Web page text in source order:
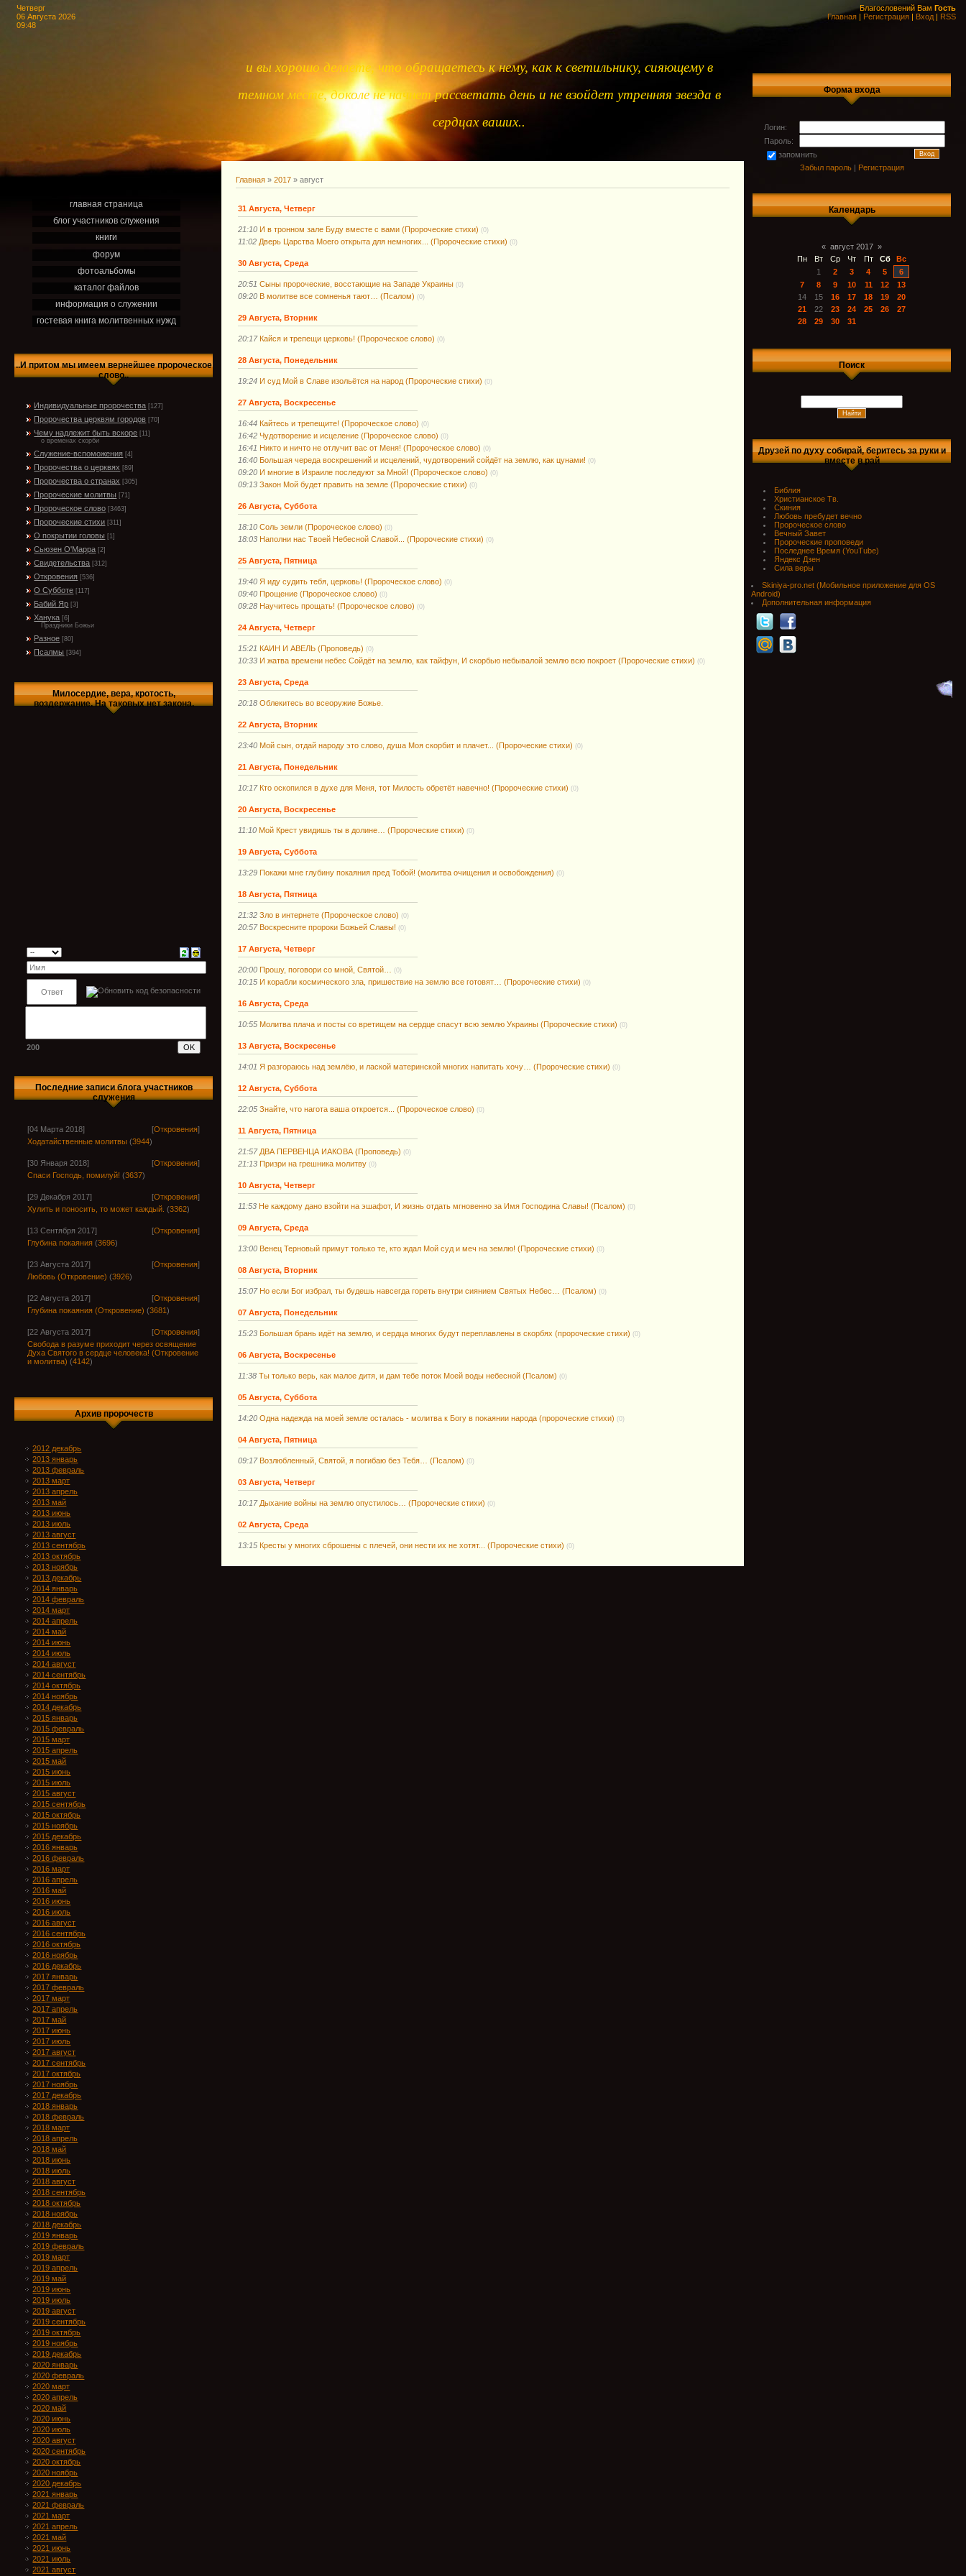
Четверг
06 Августа 2026
09:48
Благословений Вам Гость
Главная | Регистрация | Вход | RSS
главная страница
блог участников служения
книги
форум
фотоальбомы
каталог файлов
информация о служении
гостевая книга молитвенных нужд
..И притом мы имеем вернейшее пророческое
слово..
Индивидуальные пророчества [127]
Пророчества церквям городов [70]
Чему надлежит быть вскоре [11]
о временах скорби
Служение-вспоможения [4]
Пророчества о церквях [89]
Пророчества о странах [305]
Пророческие молитвы [71]
Пророческое слово [3463]
Пророческие стихи [311]
О покрытии головы [1]
Сьюзен О'Марра [2]
Свидетельства [312]
Откровения [536]
О Субботе [117]
Бабий Яр [3]
Ханука [6]
Праздники Божьи
Разное [80]
Псалмы [394]
Милосердие, вера, кротость,
воздержание. На таковых нет закона.
200
Последние записи блога участников
служения
[04 Марта 2018] [Откровения]
Ходатайственные молитвы (3944)
[30 Января 2018] [Откровения]
Спаси Господь, помилуй! (3637)
[29 Декабря 2017] [Откровения]
Хулить и поносить, то может каждый. (3362)
[13 Сентября 2017] [Откровения]
Глубина покаяния (3696)
[23 Августа 2017] [Откровения]
Любовь (Откровение) (3926)
[22 Августа 2017] [Откровения]
Глубина покаяния (Откровение) (3681)
[22 Августа 2017] [Откровения]
Свобода в разуме приходит через освящение
Духа Святого в сердце человека! (Откровение
и молитва) (4142)
Архив пророчеств
2012 декабрь
2013 январь
2013 февраль
2013 март
2013 апрель
2013 май
2013 июнь
2013 июль
2013 август
2013 сентябрь
2013 октябрь
2013 ноябрь
2013 декабрь
2014 январь
2014 февраль
2014 март
2014 апрель
2014 май
2014 июнь
2014 июль
2014 август
2014 сентябрь
2014 октябрь
2014 ноябрь
2014 декабрь
2015 январь
2015 февраль
2015 март
2015 апрель
2015 май
2015 июнь
2015 июль
2015 август
2015 сентябрь
2015 октябрь
2015 ноябрь
2015 декабрь
2016 январь
2016 февраль
2016 март
2016 апрель
2016 май
2016 июнь
2016 июль
2016 август
2016 сентябрь
2016 октябрь
2016 ноябрь
2016 декабрь
2017 январь
2017 февраль
2017 март
2017 апрель
2017 май
2017 июнь
2017 июль
2017 август
2017 сентябрь
2017 октябрь
2017 ноябрь
2017 декабрь
2018 январь
2018 февраль
2018 март
2018 апрель
2018 май
2018 июнь
2018 июль
2018 август
2018 сентябрь
2018 октябрь
2018 ноябрь
2018 декабрь
2019 январь
2019 февраль
2019 март
2019 апрель
2019 май
2019 июнь
2019 июль
2019 август
2019 сентябрь
2019 октябрь
2019 ноябрь
2019 декабрь
2020 январь
2020 февраль
2020 март
2020 апрель
2020 май
2020 июнь
2020 июль
2020 август
2020 сентябрь
2020 октябрь
2020 ноябрь
2020 декабрь
2021 январь
2021 февраль
2021 март
2021 апрель
2021 май
2021 июнь
2021 июль
2021 август
и вы хорошо делаете, что обращаетесь к нему, как к светильнику, сияющему в
темном месте, доколе не начнет рассветать день и не взойдет утренняя звезда в
сердцах ваших..
Главная »2017 » август
31 Августа, Четверг
21:10 И в тронном зале Буду вместе с вами (Пророческие стихи) (0)
11:02 Дверь Царства Моего открыта для немногих... (Пророческие стихи) (0)
30 Августа, Среда
20:51 Сыны пророческие, восстающие на Западе Украины (0)
09:20 В молитве все сомненья тают… (Псалом) (0)
29 Августа, Вторник
20:17 Кайся и трепещи церковь! (Пророческое слово) (0)
28 Августа, Понедельник
19:24 И суд Мой в Славе изольётся на народ (Пророческие стихи) (0)
27 Августа, Воскресенье
16:44 Кайтесь и трепещите! (Пророческое слово) (0)
16:42 Чудотворение и исцеление (Пророческое слово) (0)
16:41 Никто и ничто не отлучит вас от Меня! (Пророческое слово) (0)
16:40 Большая череда воскрешений и исцелений, чудотворений сойдёт на землю, как цунами! (0)
09:20 И многие в Израиле последуют за Мной! (Пророческое слово) (0)
09:13 Закон Мой будет править на земле (Пророческие стихи) (0)
26 Августа, Суббота
18:10 Соль земли (Пророческое слово) (0)
18:03 Наполни нас Твоей Небесной Славой... (Пророческие стихи) (0)
25 Августа, Пятница
19:40 Я иду судить тебя, церковь! (Пророческое слово) (0)
09:40 Прощение (Пророческое слово) (0)
09:28 Научитесь прощать! (Пророческое слово) (0)
24 Августа, Четверг
15:21 КАИН И АВЕЛЬ (Проповедь) (0)
10:33 И жатва времени небес Сойдёт на землю, как тайфун, И скорбью небывалой землю всю покроет (Пророческие стихи) (0)
23 Августа, Среда
20:18 Облекитесь во всеоружие Божье.
22 Августа, Вторник
23:40 Мой сын, отдай народу это слово, душа Моя скорбит и плачет... (Пророческие стихи) (0)
21 Августа, Понедельник
10:17 Кто оскопился в духе для Меня, тот Милость обретёт навечно! (Пророческие стихи) (0)
20 Августа, Воскресенье
11:10 Мой Крест увидишь ты в долине… (Пророческие стихи) (0)
19 Августа, Суббота
13:29 Покажи мне глубину покаяния пред Тобой! (молитва очищения и освобождения) (0)
18 Августа, Пятница
21:32 Зло в интернете (Пророческое слово) (0)
20:57 Воскресните пророки Божьей Славы! (0)
17 Августа, Четверг
20:00 Прошу, поговори со мной, Святой… (0)
10:15 И корабли космического зла, пришествие на землю все готовят… (Пророческие стихи) (0)
16 Августа, Среда
10:55 Молитва плача и посты со вретищем на сердце спасут всю землю Украины (Пророческие стихи) (0)
13 Августа, Воскресенье
14:01 Я разгораюсь над землёю, и лаской материнской многих напитать хочу… (Пророческие стихи) (0)
12 Августа, Суббота
22:05 Знайте, что нагота ваша откроется... (Пророческое слово) (0)
11 Августа, Пятница
21:57 ДВА ПЕРВЕНЦА ИАКОВА (Проповедь) (0)
21:13 Призри на грешника молитву (0)
10 Августа, Четверг
11:53 Не каждому дано взойти на эшафот, И жизнь отдать мгновенно за Имя Господина Славы! (Псалом) (0)
09 Августа, Среда
13:00 Венец Терновый примут только те, кто ждал Мой суд и меч на землю! (Пророческие стихи) (0)
08 Августа, Вторник
15:07 Но если Бог избрал, ты будешь навсегда гореть внутри сиянием Святых Небес… (Псалом) (0)
07 Августа, Понедельник
15:23 Большая брань идёт на землю, и сердца многих будут переплавлены в скорбях (пророческие стихи) (0)
06 Августа, Воскресенье
11:38 Ты только верь, как малое дитя, и дам тебе поток Моей воды небесной (Псалом) (0)
05 Августа, Суббота
14:20 Одна надежда на моей земле осталась - молитва к Богу в покаянии народа (пророческие стихи) (0)
04 Августа, Пятница
09:17 Возлюбленный, Святой, я погибаю без Тебя… (Псалом) (0)
03 Августа, Четверг
10:17 Дыхание войны на землю опустилось… (Пророческие стихи) (0)
02 Августа, Среда
13:15 Кресты у многих сброшены с плечей, они нести их не хотят... (Пророческие стихи) (0)
Форма входа
Логин:
Пароль:
запомнить
Забыл пароль| Регистрация
Календарь
« август 2017 »
Пн
Вт Ср Чт Пт Сб
Вс
1
2 3 4 5
6
7
8 9 10 11 12
13
14
15 16 17 18 19
20
21
22 23 24 25 26
27
28
29 30 31
Поиск
Друзей по духу собирай, беритесь за руки и
вместе в рай
Библия
Христианское Тв.
Скиния
Любовь пребудет вечно
Пророческое слово
Вечный Завет
Пророческие проповеди
Последнее Время (YouTube)
Яндекс Дзен
Сила веры
Skiniya-pro.net (Мобильное приложение для OS
Android)
Дополнительная информация